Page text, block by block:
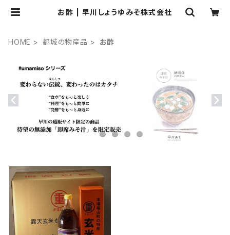
お酢 | 早川しょうゆみそ株式会社
HOME 都城の物産品 お酢